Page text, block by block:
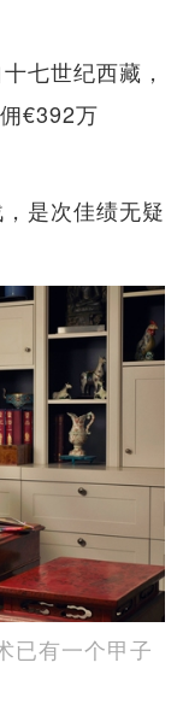
七世纪西藏，
€392万
是次佳绩无疑
已有一个甲子